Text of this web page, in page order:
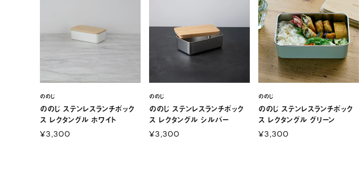
ののじ
ののじ ステンレスランチボック
ス レクタングル ホワイト
¥3,300
ののじ
ののじ ステンレスランチボック
ス レクタングル シルバー
¥3,300
ののじ
ののじ ステンレスランチボック
ス レクタングル グリーン
¥3,300